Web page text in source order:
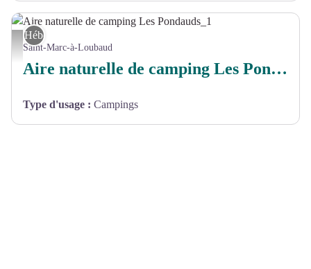
Aire naturelle de camping Les Pondauds_1 - mairie st marc à loubaud
Hébergement
Saint-Marc-à-Loubaud
Aire naturelle de camping Les Pondauds
Type d'usage : Campings